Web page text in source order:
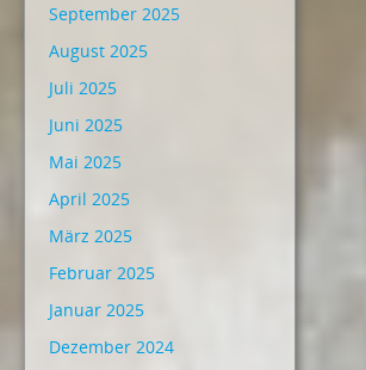
September 2025
August 2025
Juli 2025
Juni 2025
Mai 2025
April 2025
März 2025
Februar 2025
Januar 2025
Dezember 2024